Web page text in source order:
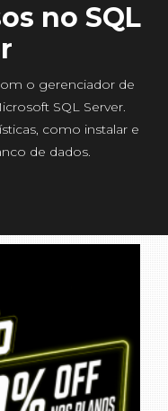
no SQL
o gerenciador de
SQL Server.
como instalar e
de dados.